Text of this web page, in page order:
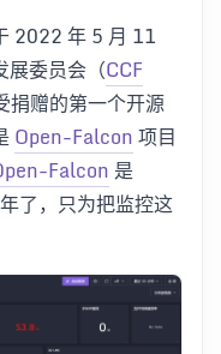
2022 年 5 月 11
展委员会（CCF
捐赠的第一个开源
Open-Falcon项目
Falcon是
了，只为把监控这